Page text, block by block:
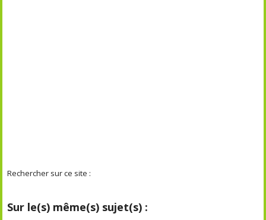
Rechercher sur ce site :
Sur le(s) même(s) sujet(s) :